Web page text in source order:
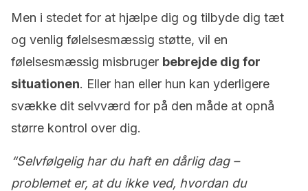
Men i stedet for at hjælpe dig og tilbyde dig tæt
og venlig følelsesmæssig støtte, vil en
følelsesmæssig misbruger bebrejde dig for
situationen. Eller han eller hun kan yderligere
svække dit selvværd for på den måde at opnå
større kontrol over dig.
“Selvfølgelig har du haft en dårlig dag –
problemet er, at du ikke ved, hvordan du